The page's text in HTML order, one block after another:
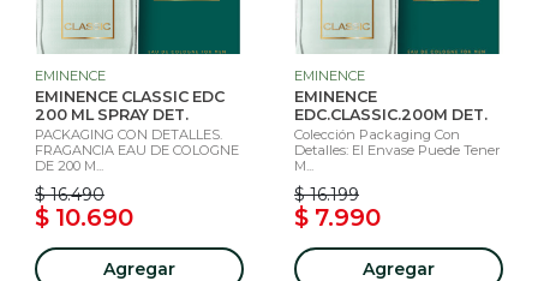
EMINENCE
EMINENCE CLASSIC EDC
200 ML SPRAY DET.
PACKAGING CON DETALLES.
FRAGANCIA EAU DE COLOGNE
DE 200 M...
$ 16.490
$ 10.690
Agregar
EMINENCE
EMINENCE
EDC.CLASSIC.200M DET.
Colección Packaging Con
Detalles: El Envase Puede Tener
M...
$ 16.199
$ 7.990
Agregar